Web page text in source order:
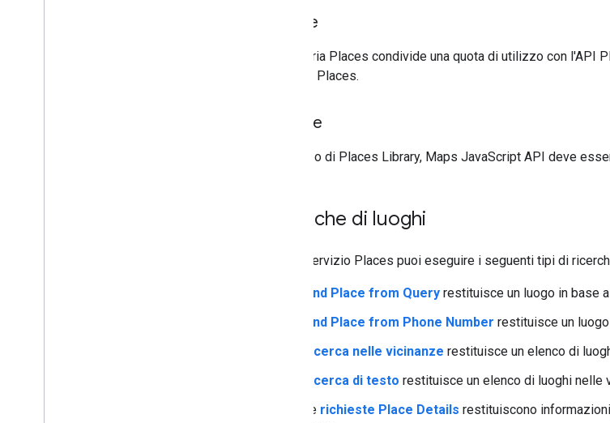
Quote
La libreria Places condivide una quota di utilizzo con
dell'API Places.
Norme
L'utilizzo di Places Library, Maps JavaScript API deve
Ricerche di luoghi
Con il servizio Places puoi eseguire i seguenti tipi di
Find Place from Query restituisce un luogo in base
Find Place from Phone Number restituisce un
Ricerca nelle vicinanze restituisce un elenco di
Ricerca di testo restituisce un elenco di luoghi nelle
Le richieste Place Details restituiscono